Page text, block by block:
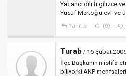
Yabancı dili İngilizce ve
Yusuf Mertoğlu evli ve
Yanıtla (0)
Turab / 16 Şubat
İlçe Başkanının istifa
biliyorki AKP